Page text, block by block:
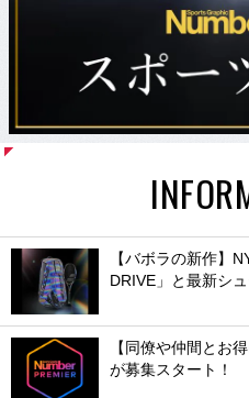
【バボラの新作】
DRIVE」と最新シ
【同僚や仲間とお
が募集スタート！